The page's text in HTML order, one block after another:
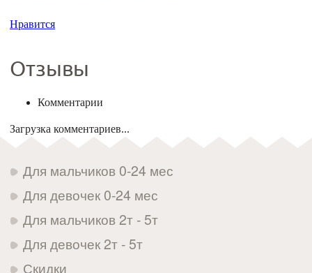
Нравится
Отзывы
Комментарии
Загрузка комментариев...
Для мальчиков 0-24 мес
Для девочек 0-24 мес
Для мальчиков 2т - 5т
Для девочек 2т - 5т
Скидки